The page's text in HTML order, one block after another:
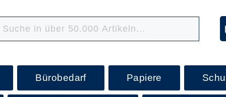
Bürobedarf Papiere